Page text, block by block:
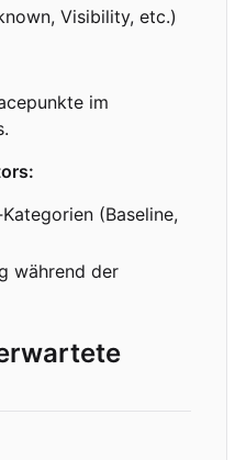
Visibility, etc.)
im
Kategorien (Baseline,
während der